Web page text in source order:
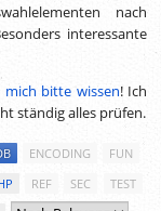
nach
interessante
mich bitte wissen! Ich
ständig alles prüfen.
ENCODING
FUN
REF SEC
TEST